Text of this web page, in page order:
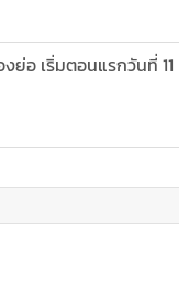
ย่อ เริ่มตอนแรกวันที่ 11